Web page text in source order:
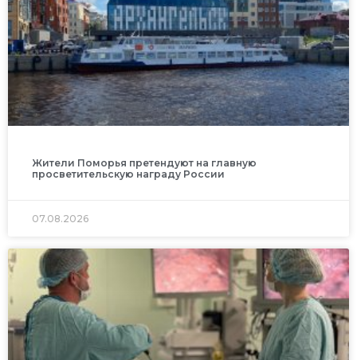
Жители Поморья претендуют на главную
просветительскую награду России
07.08.2026